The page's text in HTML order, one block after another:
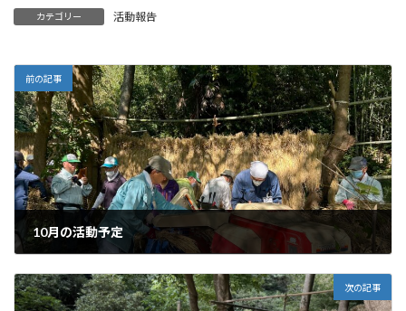
カテゴリー 活動報告
前の記事
10月の活動予定
次の記事